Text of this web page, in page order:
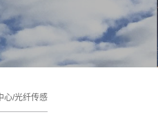
心/光纤传感